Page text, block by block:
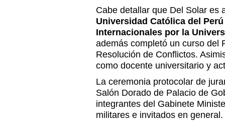
Cabe detallar que Del Solar es
Universidad Católica del
Internacionales por la
además completó un curso del
Resolución de Conflictos.
como docente universitario y
La ceremonia protocolar de
Salón Dorado de Palacio de
integrantes del Gabinete
militares e invitados en general.